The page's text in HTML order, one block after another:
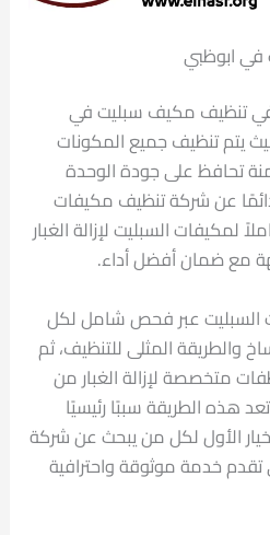
ابوظبي
تنظيف مكيف سبليت في
يتم تنظيف جميع المكونات
تحافظ على جودة الوحدة
عن شركة تنظيف مكيفات
لمكيفات السبليت لإزالة الغبار
مع ضمان أفضل أداء.
السبليت عبر فحص شامل لكل
والطريقة المثلى للتنظيف، ثم
متخصصة لإزالة الغبار من
هذه الطريقة سببًا رئيسيًا
الأول لكل من يبحث عن شركة
خدمة موثوقة واحترافية